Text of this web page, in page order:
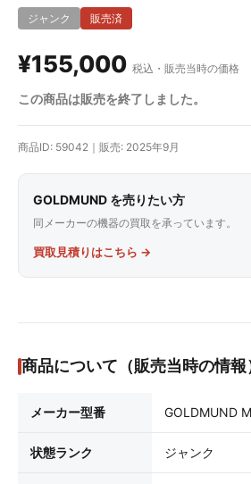
販売済
ジャンク
¥155,000 税込・販売当時の価格
この商品は販売を終了しました。
商品ID: 59042｜販売: 2025年9月
GOLDMUND を売りたい方
同メーカーの機器の買取を承っています。
買取見積りはこちら →
商品について（販売当時の情報
メーカー型番 GOLDMUND
状態ランク ジャンク